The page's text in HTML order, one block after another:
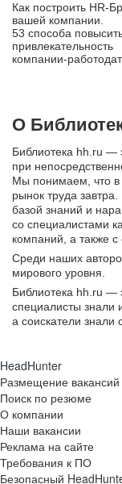
Как построить
вашей компании.
53 способа
привлекательность
О
Библиотека hh.ru —
при
Мы понимаем, что в
рынок труда
базой знаний и
со специалистами
компаний, а также с
Среди наших
мирового уровня.
Библиотека hh.ru —
специалисты
а соискатели
HeadHunter
Размещение вакансий
Поиск по резюме
О компании
Наши вакансии
Реклама на сайте
Требования к ПО
Безопасный